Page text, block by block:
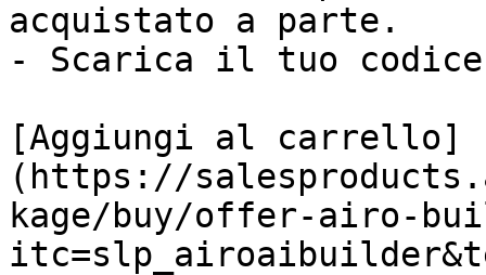
acquistato a parte.
- Scarica il tuo codice
[Aggiungi al carrello]
(https://
kage/buy/offer-airo-